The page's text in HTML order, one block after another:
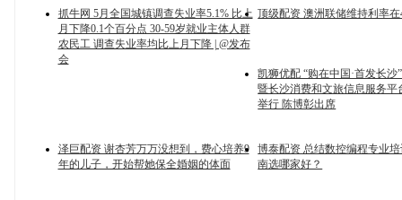
抓牛网 5月全国城镇调查失业率5.1% 比上
月下降0.1个百分点 30-59岁就业主体人群
农民工 调查失业率均比上月下降 | @发布
会
顶级配资 澳洲联储维持利率在
凯狮优配 “购在中国·首发长沙
暨长沙消费和文旅信息服务平
举行 陈博彰出席
泽巨配资 谢杏芳万万没想到，费心培养9
年的儿子，开始帮她保全婚姻的体面
博泰配资 总结数控编程专业
南选哪家好？